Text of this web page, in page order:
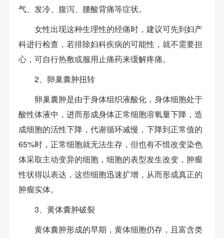
气、发冷、腹泻、腰酸背痛等症状。
女性出现这种生理性的经痛时，建议可先到妇产
科进行检查，若排除妇科疾病的可能性，就不需要担
心，可自行热敷或服用止痛药来缓解疼痛。
2、卵巢囊肿扭转
卵巢囊肿是由于身体组织液酸化，身体细胞处于
酸性体液中，进而形成身体正常细胞溶氧量下降，造
成细胞的活性下降，代谢循环减慢，下降到正常值的
65%时，正常细胞就无法生存，但也有不惜改变染色
体采取主动变异的细胞，细胞的表型发生改变，肿瘤
性状得以表达，这些细胞迅速扩增，从而形成真正的
肿瘤实体。
3、黄体囊肿破裂
黄体囊肿形成的早期，黄体细胞仍存，且富含类